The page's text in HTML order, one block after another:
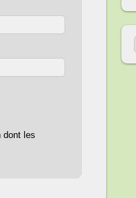
dont les